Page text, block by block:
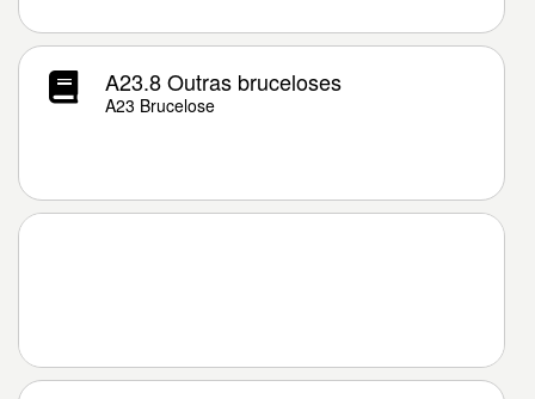
A23.8 Outras bruceloses
A23 Brucelose